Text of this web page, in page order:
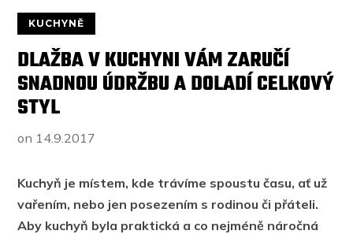
KUCHYNĚ
DLAŽBA V KUCHYNI VÁM ZARUČÍ
SNADNOU ÚDRŽBU A DOLADÍ CELKOVÝ
STYL
on 14.9.2017
Kuchyň je místem, kde trávíme spoustu času, ať už
vařením, nebo jen posezením s rodinou či přáteli.
Aby kuchyň byla praktická a co nejméně náročná